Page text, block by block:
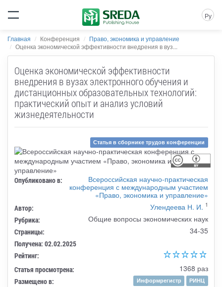
Ру
Главная Конференция
Право, экономика и управление
Оценка экономической эффективности внедрения в вуз...
Оценка экономической эффективности
внедрения в вузах электронного обучения и
дистанционных образовательных технологий:
практический опыт и анализ условий
жизнедеятельности
Статья в сборнике трудов конференции
Опубликовано в:
Всероссийская научно-практическая
конференция с международным участием
«Право, экономика и управление»
Автор: Улендеева Н. И. 1
Рубрика: Общие вопросы экономических наук
Страницы: 34-35
Получена: 02.02.2025
Рейтинг:
Статья просмотрена:
1368 раз
Размещено в: Информрегистр
РИНЦ